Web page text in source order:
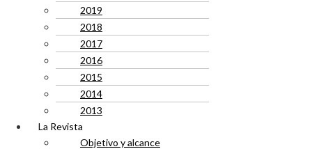
2019
2018
2017
2016
2015
2014
2013
La Revista
Objetivo y alcance